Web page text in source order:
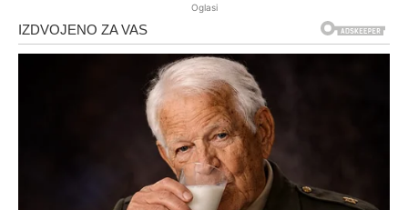
Oglasi